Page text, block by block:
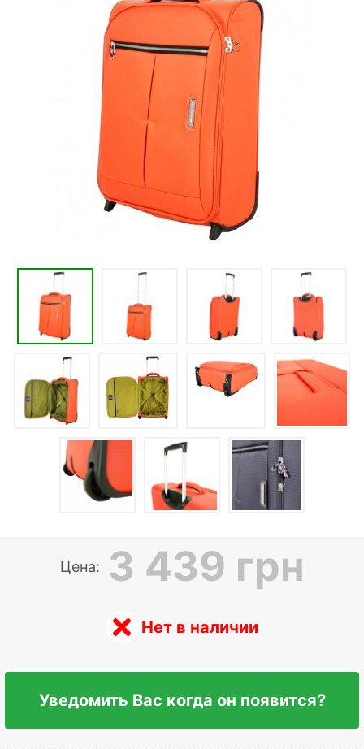
Цена: 3 439 грн
Нет в наличии
Уведомить Вас когда он появится?